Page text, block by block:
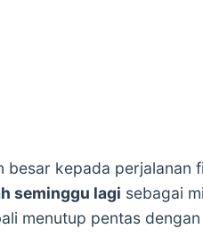
besar kepada perjalanan
seminggu lagi sebagai
menutup pentas